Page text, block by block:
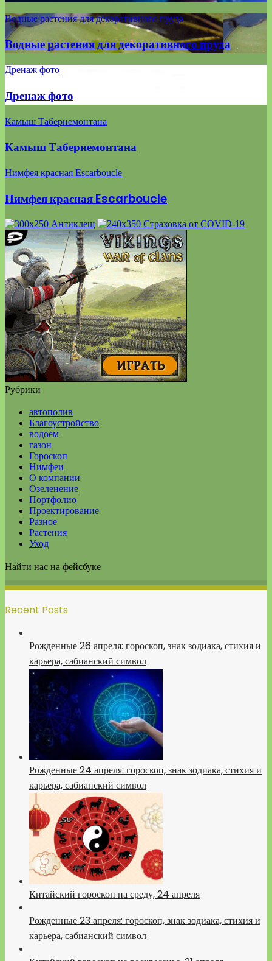
Водные растения для декоративного пруда
Водные растения для декоративного пруда
Дренаж фото
Дренаж фото
Камыш Табернемонтана
Камыш Табернемонтана
Нимфея красная Escarboucle
Нимфея красная Escarboucle
Рубрики
автополив
Благоустройство
водоем
газон
Гороскоп
Нимфеи
О компании
Озеленение
Портфолио
Проектирование
Разное
Растения
Уход
Найти нас на фейсбуке
Recent Posts
Рожденные 26 апреля: гороскоп, знак зодиака, стихия и
карьера, сабианский символ
Рожденные 24 апреля: гороскоп, знак зодиака, стихия и
карьера, сабианский символ
Китайский гороскоп на среду, 24 апреля
Рожденные 23 апреля: гороскоп, знак зодиака, стихия и
карьера, сабианский символ